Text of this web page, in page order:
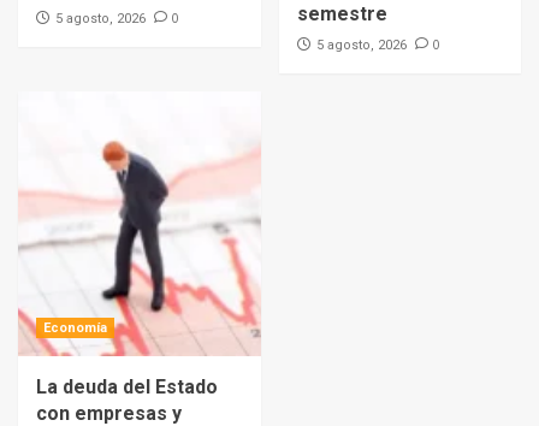
5 agosto, 2026 0
semestre
5 agosto, 2026 0
Economía
La deuda del Estado
con empresas y